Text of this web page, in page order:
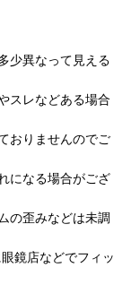
少異なって見える
スレなどある場合
おりませんのでご
になる場合がござ
の歪みなどは未調
鏡店などでフィッ